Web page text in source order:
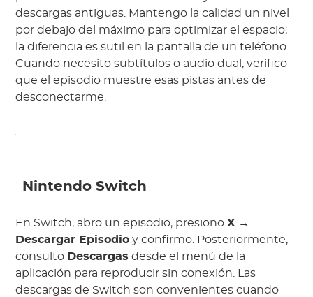
descargas antiguas. Mantengo la calidad un nivel
por debajo del máximo para optimizar el espacio;
la diferencia es sutil en la pantalla de un teléfono.
Cuando necesito subtítulos o audio dual, verifico
que el episodio muestre esas pistas antes de
desconectarme.
Nintendo Switch
En Switch, abro un episodio, presionoX →
Descargar Episodio y confirmo. Posteriormente,
consulto Descargas desde el menú de la
aplicación para reproducir sin conexión. Las
descargas de Switch son convenientes cuando